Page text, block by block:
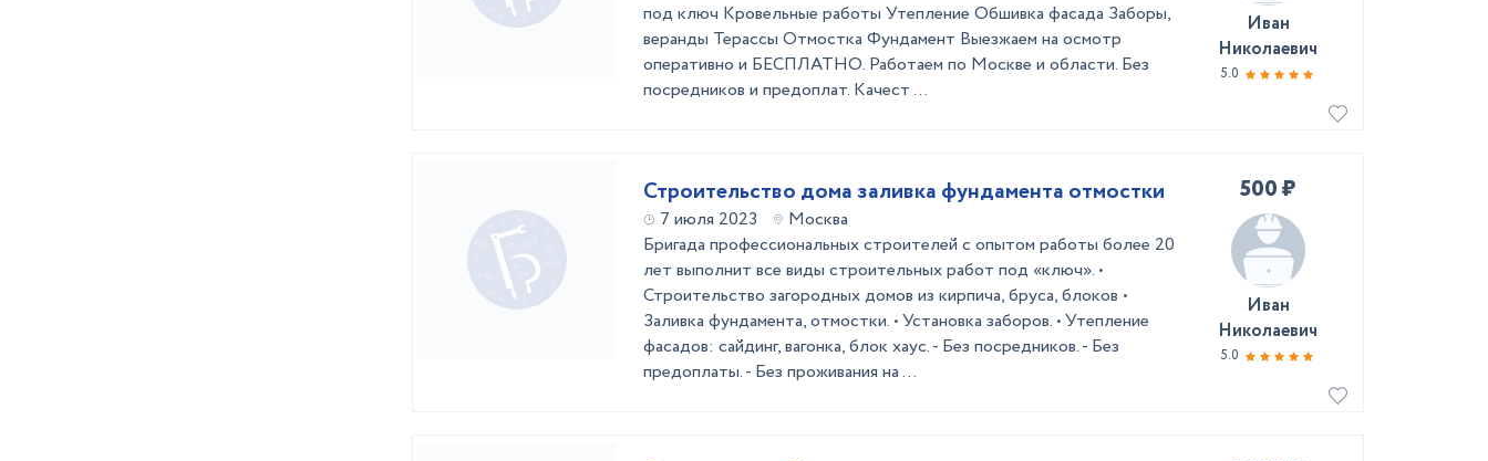
под ключ Кровельные работы Утепление Обшивка фасада Заборы,
веранды Терассы Отмостка Фундамент Выезжаем на осмотр
оперативно и БЕСПЛАТНО. Работаем по Москве и области. Без
посредников и предоплат. Качест ...
Иван
Николаевич
5.0
Строительство дома заливка фундамента отмостки
7 июля 2023
Москва
Бригада профессиональных строителей с опытом работы более 20
лет выполнит все виды строительных работ под «ключ». •
Строительство загородных домов из кирпича, бруса, блоков •
Заливка фундамента, отмостки. • Установка заборов. • Утепление
фасадов: сайдинг, вагонка, блок хаус. - Без посредников. - Без
предоплаты. - Без проживания на ...
500 ₽
Иван
Николаевич
5.0